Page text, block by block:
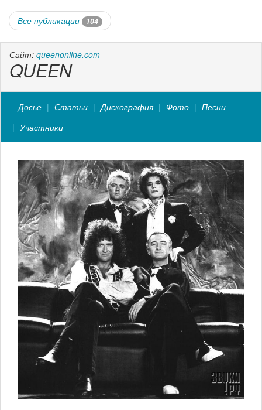
Все публикации 104
Сайт: queenonline.com
QUEEN
Досье Статьи Дискография Фото
Песни
Участники